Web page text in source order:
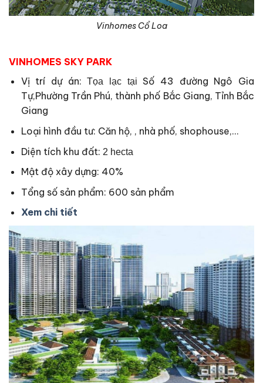
Vinhomes Cổ Loa
VINHOMES SKY PARK
Vị trí dự án:Tọa lạc tạiSố 43 đường Ngô Gia
Tự,Phường Trần Phú, thành phố Bắc Giang, Tỉnh Bắc
Giang
Loại hình đầu tư: Căn hộ, , nhà phố, shophouse,…
Diện tích khu đất: 2 hecta
Mật độ xây dựng: 40%
Tổng số sản phẩm: 600 sản phẩm
Xem chi tiết